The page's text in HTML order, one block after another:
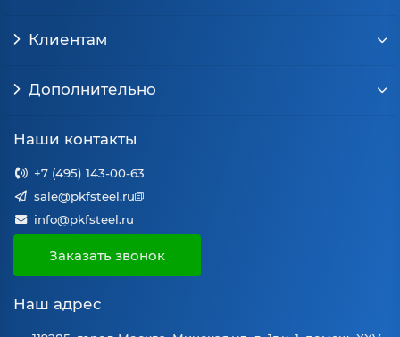
Клиентам
Дополнительно
Наши контакты
+7 (495) 143-00-63
sale@pkfsteel.ru
info@pkfsteel.ru
Заказать звонок
Наш адрес